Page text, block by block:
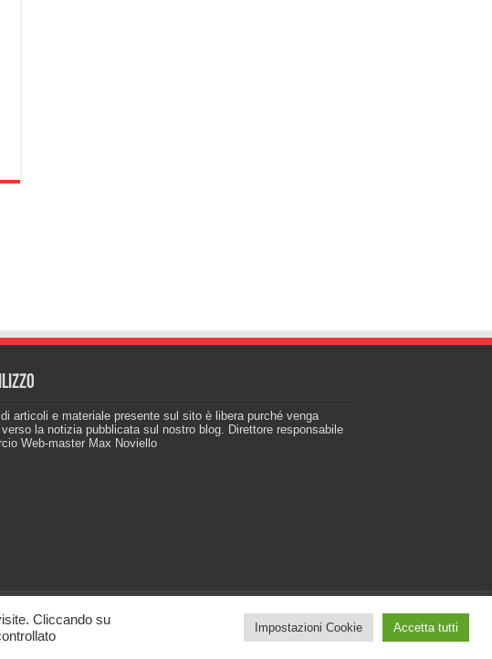
articoli e materiale presente sul sito è libera purché venga
la notizia pubblicata sul nostro blog. Direttore responsabile
Web-master Max Noviello
Cliccando su
Impostazioni Cookie Accetta tutti